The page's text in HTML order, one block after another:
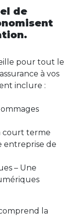
de
pour tout le
à vos
inclure :
court terme
entreprise de
– Une
la